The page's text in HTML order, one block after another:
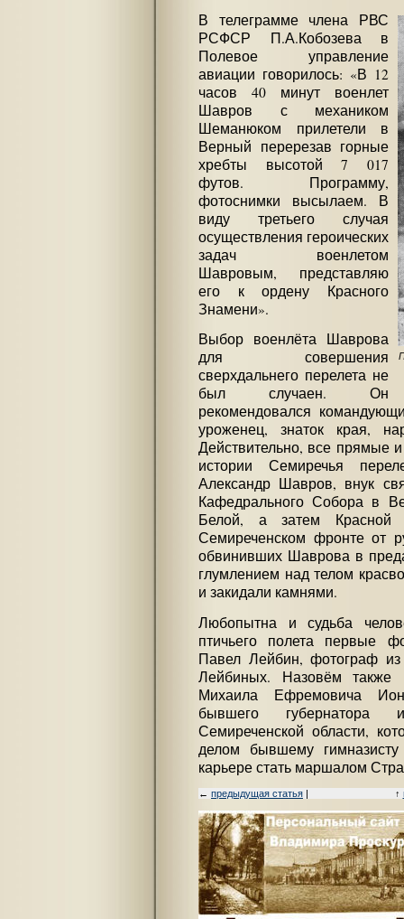
В телеграмме члена РВС
РСФСР П.А.Кобозева в
Полевое управление
авиации говорилось: «В 12
часов 40 минут военлет
Шавров с механиком
Шеманюком прилетели в
Верный перерезав горные
хребты высотой 7 017
футов. Программу,
фотоснимки высылаем. В
виду третьего случая
осуществления героических
задач военлетом
Шавровым, представляю
его к ордену Красного
Знамени».
Выбор военлёта Шаврова
для совершения
сверхдальнего перелета не
был случаен. Он
рекомендовался
уроженец, знаток края,
Действительно, все прямые
истории Семиречья
Александр Шавров, внук
Кафедрального Собора в
Белой, а затем
Семиреченском фронте от
обвинивших Шаврова в
глумлением над телом
и закидали камнями.
Любопытна и судьба
птичьего полета первые
Павел Лейбин, фотограф
Лейбиных. Назовём также
Михаила Ефремовича
бывшего губернатора
Семиреченской области,
делом бывшему
карьере стать маршалом
← предыдущая статья | ↑